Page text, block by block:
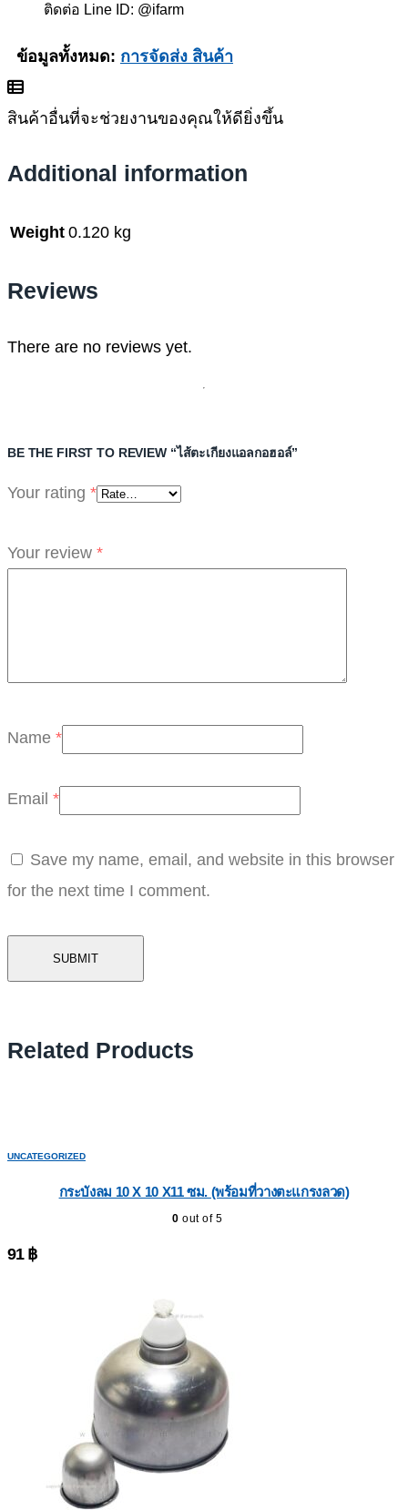
ติดต่อ Line ID: @ifarm
ข้อมูลทั้งหมด: การจัดส่ง สินค้า
สินค้าอื่นที่จะช่วยงานของคุณให้ดียิ่งขึ้น
Additional information
Weight 0.120 kg
Reviews
There are no reviews yet.
BE THE FIRST TO REVIEW “ไส้ตะเกียงแอลกอฮอล์”
Your rating *
Your review *
Name *
Email *
Save my name, email, and website in this browser
for the next time I comment.
Related Products
UNCATEGORIZED
กระบังลม 10 X 10 X11 ซม. (พร้อมที่วางตะแกรงลวด)
0 out of 5
91 ฿